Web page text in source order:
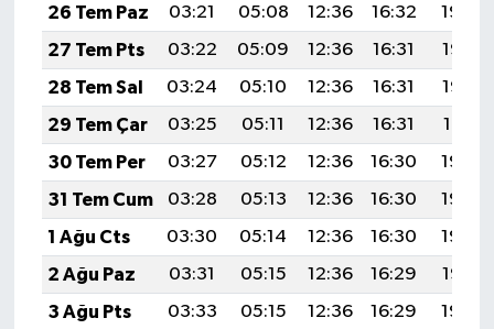
26 Tem Paz
03:21 05:08 12:36 16:32
19:54
27 Tem Pts
03:22 05:09 12:36 16:31
19:53
28 Tem Sal
03:24 05:10 12:36 16:31
19:52
29 Tem Çar
03:25 05:11 12:36 16:31
19:51
30 Tem Per
03:27 05:12 12:36 16:30
19:50
31 Tem Cum
03:28 05:13 12:36 16:30
19:49
1 Ağu Cts
03:30 05:14 12:36 16:30
19:48
2 Ağu Paz
03:31 05:15 12:36 16:29
19:47
3 Ağu Pts
03:33 05:15 12:36 16:29
19:46